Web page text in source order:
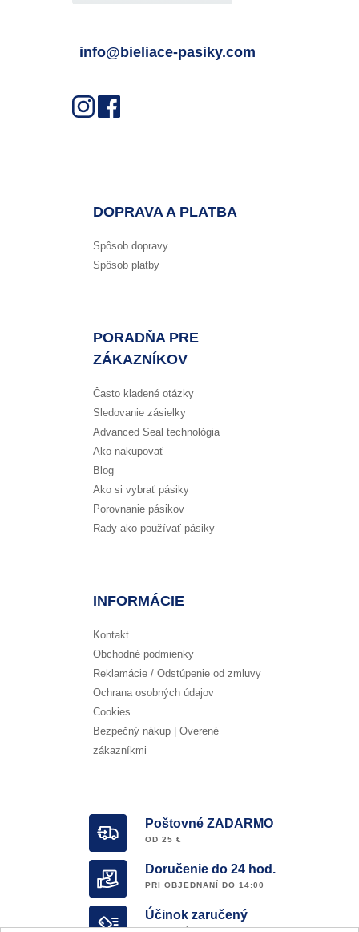
info@bieliace-pasiky.com
DOPRAVA A PLATBA
Spôsob dopravy
Spôsob platby
PORADŇA PRE
ZÁKAZNÍKOV
Často kladené otázky
Sledovanie zásielky
Advanced Seal technológia
Ako nakupovať
Blog
Ako si vybrať pásiky
Porovnanie pásikov
Rady ako používať pásiky
INFORMÁCIE
Kontakt
Obchodné podmienky
Reklamácie / Odstúpenie od zmluvy
Ochrana osobných údajov
Cookies
Bezpečný nákup | Overené
zákazníkmi
Poštovné ZADARMO
OD 25 €
Doručenie do 24 hod.
PRI OBJEDNANÍ DO 14:00
Účinok zaručený